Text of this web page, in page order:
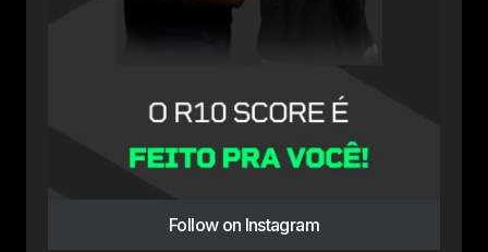
Follow on Instagram